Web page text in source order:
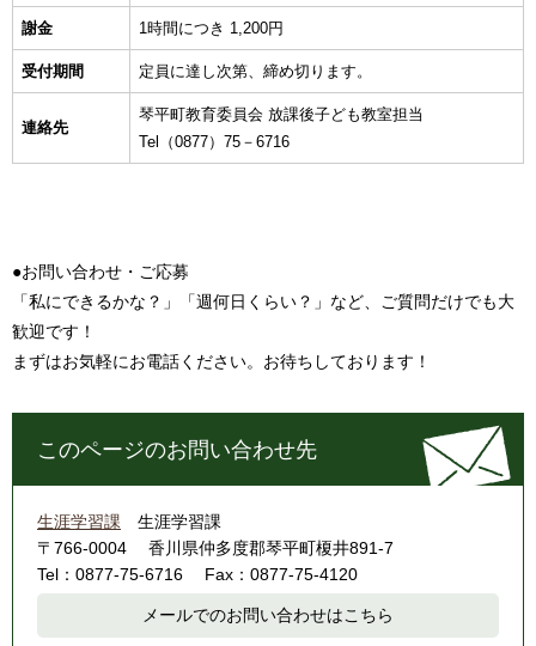
謝金 1時間につき 1,200円
受付期間 定員に達し次第、締め切ります。
連絡先
琴平町教育委員会 放課後子ども教室担当
Tel（0877）75－6716
●お問い合わせ・ご応募
「私にできるかな？」「週何日くらい？」など、ご質問だけでも大
歓迎です！
まずはお気軽にお電話ください。お待ちしております！
このページのお問い合わせ先
生涯学習課
生涯学習課
〒766-0004
香川県仲多度郡琴平町榎井891-7
Tel：0877-75-6716
Fax：0877-75-4120
メールでのお問い合わせはこちら